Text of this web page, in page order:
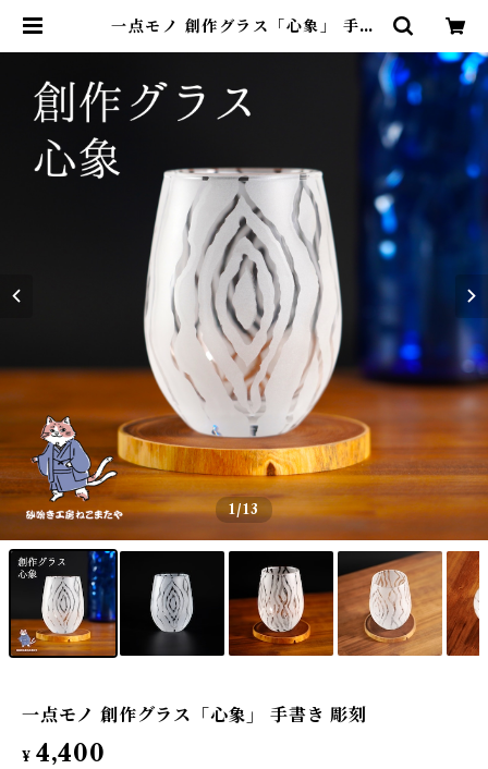
一点モノ 創作グラス「心象」 手書
1/13
一点モノ 創作グラス「心象」 手書き 彫刻
¥ 4,400